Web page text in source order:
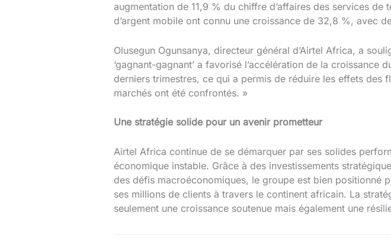
augmentation de 11,9 % du chiffre d’affaires des services
d’argent mobile ont connu une croissance de 32,8 %, avec
Olusegun Ogunsanya, directeur général d’Airtel Africa, a
‘gagnant-gagnant’ a favorisé l’accélération de la
derniers trimestres, ce qui a permis de réduire les effets
marchés ont été confrontés. »
Une stratégie solide pour un avenir prometteur
Airtel Africa continue de se démarquer par ses solides
économique instable. Grâce à des investissements
des défis macroéconomiques, le groupe est bien positionné
ses millions de clients à travers le continent africain. La
seulement une croissance soutenue mais également une